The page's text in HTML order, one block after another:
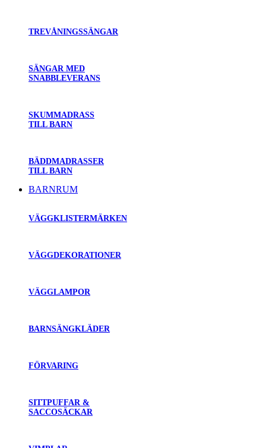
TREVÅNINGSSÄNGAR
SÄNGAR MED
SNABBLEVERANS
SKUMMADRASS
TILL BARN
BÄDDMADRASSER
TILL BARN
BARNRUM
VÄGGKLISTERMÄRKEN
VÄGGDEKORATIONER
VÄGGLAMPOR
BARNSÄNGKLÄDER
FÖRVARING
SITTPUFFAR &
SACCOSÄCKAR